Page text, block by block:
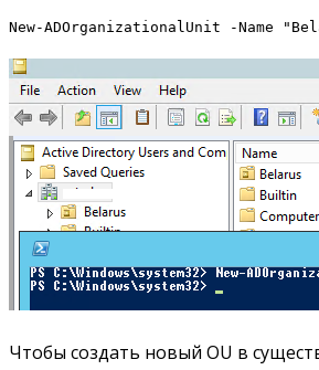
New-ADOrganizationalUnit -Name
Чтобы создать новый OU в